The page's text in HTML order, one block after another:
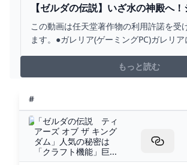
【ゼルダの伝説】いざ水の神殿へ
空を昇る！#33【ティアーズ オブ ザ
- YOUTUBE
この動画は任天堂著作物の利用許諾を受
ます。●ガレリア(ゲーミングPC)ガレリ
ルダの伝説 ティアーズ オブ ザ キングダ
https://youtu.be/_KqG0CqDIWg【ゼル
もっと読む
#
「ゼルダの伝説 ティ
アーズ オブ ザ キング
ダム」人気の秘密は
「クラフト機能」巨...